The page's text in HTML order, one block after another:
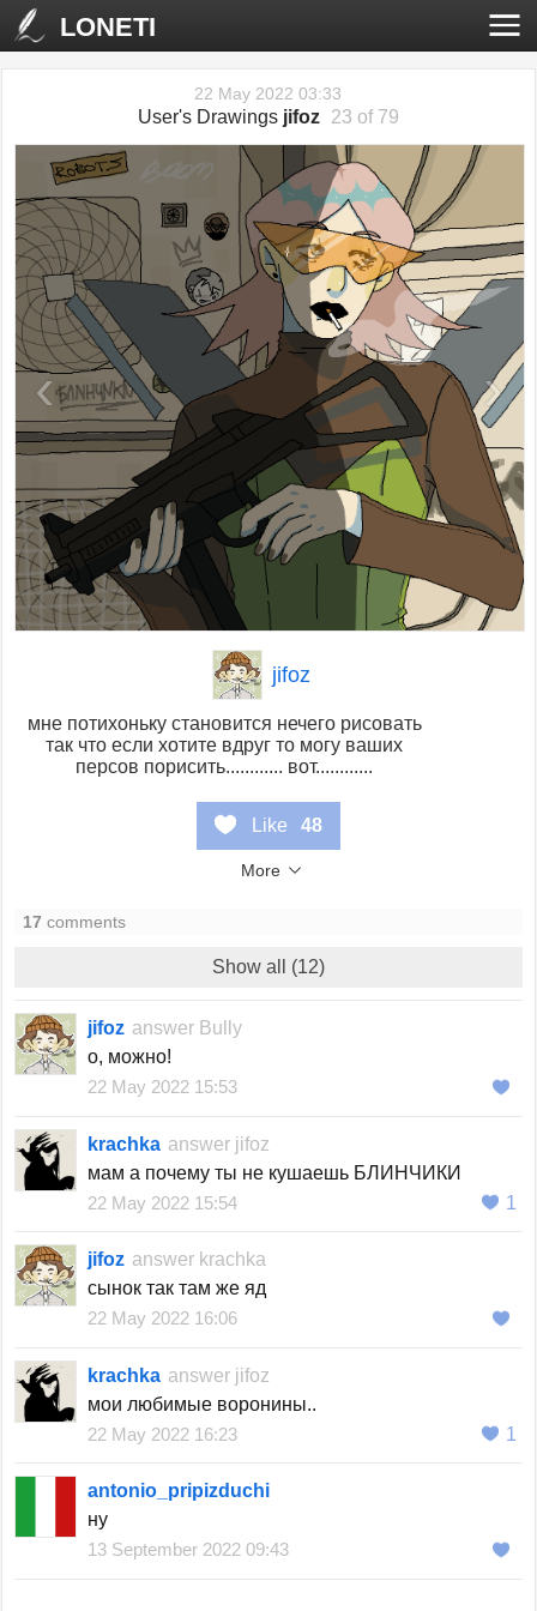
LONETI
22 May 2022 03:33
User's Drawings jifoz 23 of 79
‹ ›
jifoz
мне потихоньку становится нечего рисовать
так что если хотите вдруг то могу ваших
персов порисить............ вот............
Like 48
More
17 comments
Show all (12)
jifoz answer Bully
о, можно!
22 May 2022 15:53
krachka answer jifoz
мам а почему ты не кушаешь БЛИНЧИКИ
22 May 2022 15:54
1
jifoz answer krachka
сынок так там же яд
22 May 2022 16:06
krachka answer jifoz
мои любимые воронины..
22 May 2022 16:23
1
antonio_pripizduchi
ну
13 September 2022 09:43